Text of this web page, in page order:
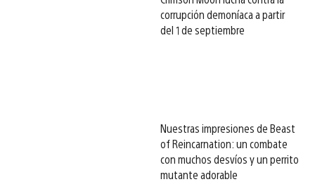
corrupción demoníaca a partir
del 1 de septiembre
Nuestras impresiones de Beast
of Reincarnation: un combate
con muchos desvíos y un perrito
mutante adorable